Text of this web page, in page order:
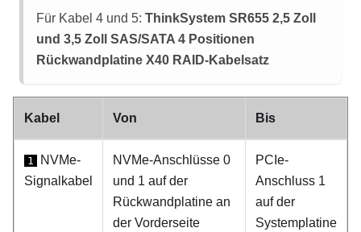
Für Kabel 4 und 5: ThinkSystem SR655 2,5 Zoll
und 3,5 Zoll SAS/SATA 4 Positionen
Rückwandplatine X40 RAID-Kabelsatz
Kabel Von Bis
1
NVMe-
Signalkabel
NVMe-Anschlüsse 0
und 1 auf der
Rückwandplatine an
der Vorderseite
PCIe-
Anschluss 1
auf der
Systemplatine